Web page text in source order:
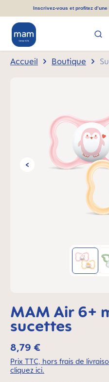
principal
Inscrivez-vous et profitez
Accueil Boutique
MAM Air 6+
sucettes
8,79 €
Prix TTC, hors frais de
cliquez ici.